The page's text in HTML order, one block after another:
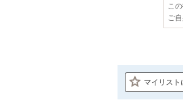
こ
ご
マイリスト